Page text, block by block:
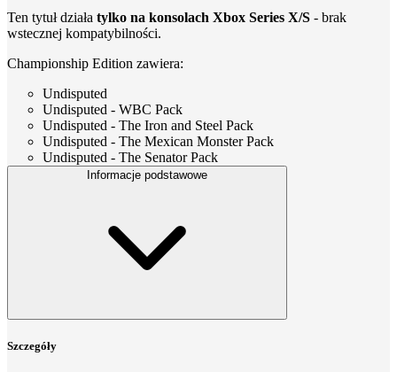
Ten tytuł działa tylko na konsolach Xbox Series X/S - brak
wstecznej kompatybilności.
Championship Edition zawiera:
Undisputed
Undisputed - WBC Pack
Undisputed - The Iron and Steel Pack
Undisputed - The Mexican Monster Pack
Undisputed - The Senator Pack
Informacje podstawowe
Szczegóły